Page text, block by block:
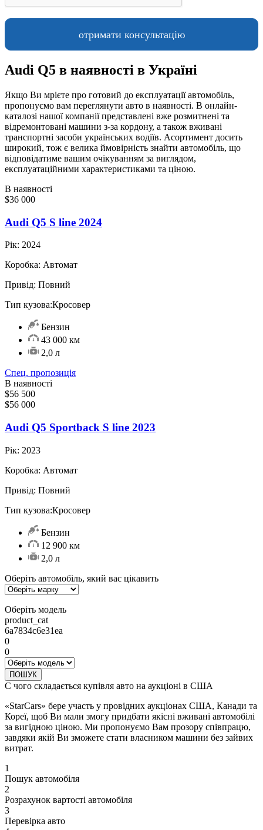
Audi Q5 в наявності в Україні
Якщо Ви мрієте про готовий до експлуатації автомобіль,
пропонуємо вам переглянути авто в наявності. В онлайн-
каталозі нашої компанії представлені вже розмитнені та
відремонтовані машини з-за кордону, а також вживані
транспортні засоби українських водіїв. Асортимент досить
широкий, тож є велика ймовірність знайти автомобіль, що
відповідатиме вашим очікуванням за виглядом,
експлуатаційними характеристиками та ціною.
В наявності
$36 000
Audi Q5 S line 2024
Рік: 2024
Коробка: Автомат
Привід: Повний
Тип кузова:Кросовер
Бензин
43 000 км
2,0 л
Спец. пропозиція
В наявності
$56 500
$56 000
Audi Q5 Sportback S line 2023
Рік: 2023
Коробка: Автомат
Привід: Повний
Тип кузова:Кросовер
Бензин
12 900 км
2,0 л
Оберіть автомобіль, який вас цікавить
Оберіть модель
product_cat
6a7834c6e31ea
0
0
ПОШУК
С чого складається купівля авто на аукціоні в США
«StarCars» бере участь у провідних аукціонах США, Канади та
Кореї, щоб Ви мали змогу придбати якісні вживані автомобілі
за вигідною ціною. Ми пропонуємо Вам прозору співпрацю,
завдяки якій Ви зможете стати власником машини без зайвих
витрат.
1
Пошук автомобіля
2
Розрахунок вартості автомобіля
3
Перевірка авто